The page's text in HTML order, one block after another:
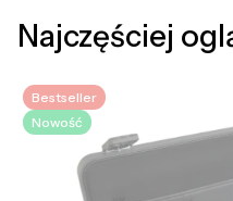
Najczęściej
Bestseller
Nowość